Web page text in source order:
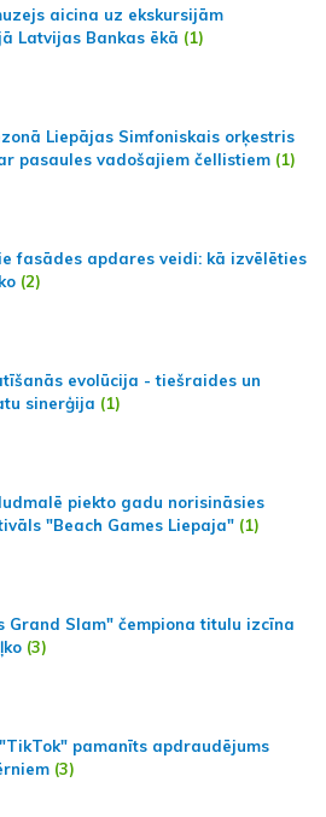
aicina uz ekskursijām
Latvijas Bankas ēkā (1)
Liepājas Simfoniskais orķestris
pasaules vadošajiem čellistiem (1)
fasādes apdares veidi: kā izvēlēties
(2)
evolūcija - tiešraides un
sinerģija (1)
piekto gadu norisināsies
"Beach Games Liepaja" (1)
Grand Slam" čempiona titulu izcīna
(3)
pamanīts apdraudējums
(3)